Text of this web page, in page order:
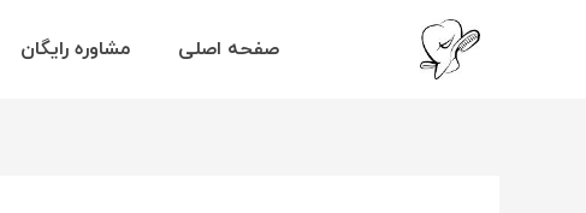
صفحه اصلی مشاوره رایگان